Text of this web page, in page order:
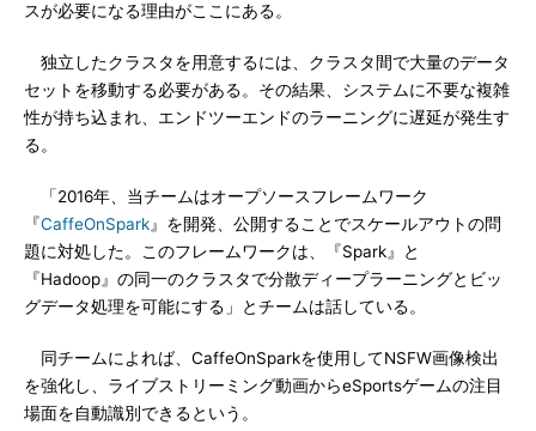
スが必要になる理由がここにある。
独立したクラスタを用意するには、クラスタ間で大量のデータ
セットを移動する必要がある。その結果、システムに不要な複雑
性が持ち込まれ、エンドツーエンドのラーニングに遅延が発生す
る。
「2016年、当チームはオープソースフレームワーク
『CaffeOnSpark』を開発、公開することでスケールアウトの問
題に対処した。このフレームワークは、『Spark』と
『Hadoop』の同一のクラスタで分散ディープラーニングとビッ
グデータ処理を可能にする」とチームは話している。
同チームによれば、CaffeOnSparkを使用してNSFW画像検出
を強化し、ライブストリーミング動画からeSportsゲームの注目
場面を自動識別できるという。